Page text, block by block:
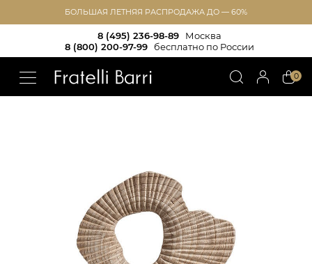
БОЛЬШАЯ ЛЕТНЯЯ РАСПРОДАЖА ДО — 60%
8 (495) 236-98-89
Москва
8 (800) 200-97-99
бесплатно по России
0